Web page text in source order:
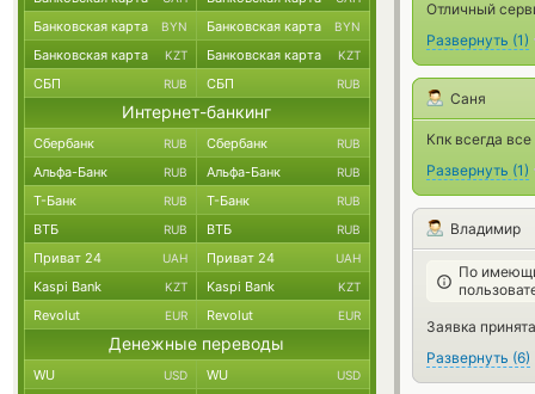
Отличный
Развернуть (1)
Саня
Кпк всегда
Развернуть (1)
Владимир
По
Заявка
Развернуть (6)
Банковская карта BYN Банковская карта BYN
Банковская карта KZT Банковская карта KZT
СБП RUB СБП RUB
Интернет-банкинг
Сбербанк RUB Сбербанк RUB
Альфа-Банк RUB Альфа-Банк RUB
Т-Банк RUB Т-Банк RUB
ВТБ RUB ВТБ RUB
Приват 24 UAH Приват 24 UAH
Kaspi Bank KZT Kaspi Bank KZT
Revolut EUR Revolut EUR
Денежные переводы
WU USD WU USD